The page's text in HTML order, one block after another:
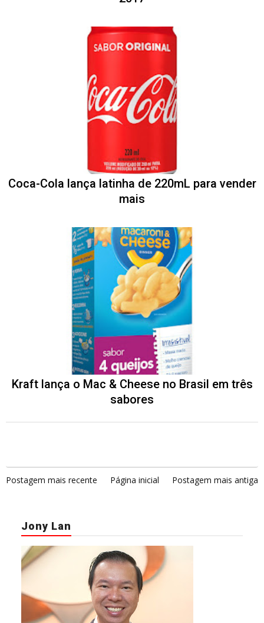
Coca-Cola lança latinha de 220mL para vender
mais
Kraft lança o Mac & Cheese no Brasil em três
sabores
Postagem mais recente Página inicial Postagem mais antiga
Jony Lan